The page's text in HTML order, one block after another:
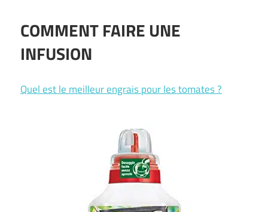
COMMENT FAIRE UNE
INFUSION
Quel est le meilleur engrais pour les tomates ?